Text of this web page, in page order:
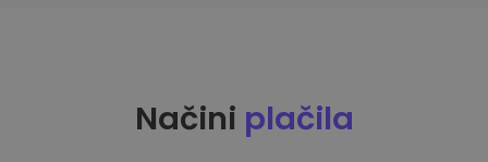
Načini plačila